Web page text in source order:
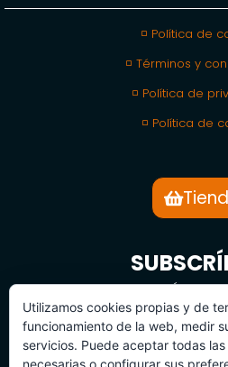
◽ Política de
◽ Términos y
◽ Política de
◽ Política de
BOLETÍN DE
Utilizamos cookies propias y de
funcionamiento de la web, medir
servicios. Puede aceptar todas
necesarias o configurar sus